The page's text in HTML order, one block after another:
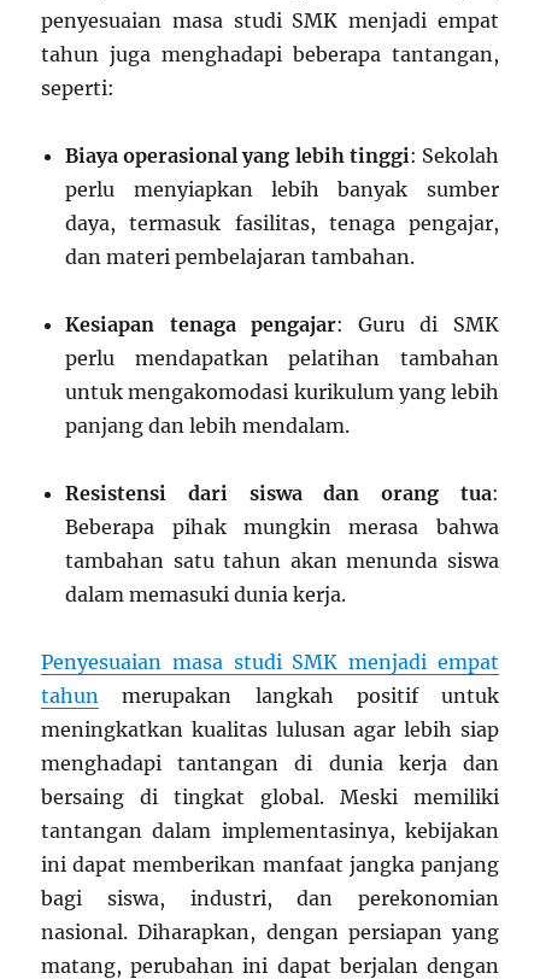
penyesuaian masa studi SMK menjadi empat
tahun juga menghadapi beberapa tantangan,
seperti:
Biaya operasional yang lebih tinggi: Sekolah
perlu menyiapkan lebih banyak sumber
daya, termasuk fasilitas, tenaga pengajar,
dan materi pembelajaran tambahan.
Kesiapan tenaga pengajar: Guru di SMK
perlu mendapatkan pelatihan tambahan
untuk mengakomodasi kurikulum yang lebih
panjang dan lebih mendalam.
Resistensi dari siswa dan orang tua:
Beberapa pihak mungkin merasa bahwa
tambahan satu tahun akan menunda siswa
dalam memasuki dunia kerja.
Penyesuaian masa studi SMK menjadi empat
tahun
merupakan langkah positif untuk
meningkatkan kualitas lulusan agar lebih siap
menghadapi tantangan di dunia kerja dan
bersaing di tingkat global. Meski memiliki
tantangan dalam implementasinya, kebijakan
ini dapat memberikan manfaat jangka panjang
bagi siswa, industri, dan perekonomian
nasional. Diharapkan, dengan persiapan yang
matang, perubahan ini dapat berjalan dengan